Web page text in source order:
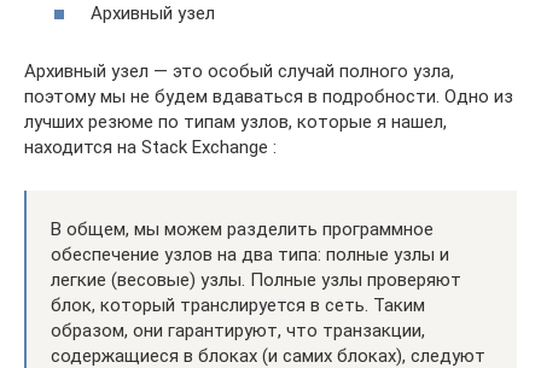
Архивный узел
Архивный узел — это особый случай полного узла,
поэтому мы не будем вдаваться в подробности. Одно из
лучших резюме по типам узлов, которые я нашел,
находится на Stack Exchange :
В общем, мы можем разделить программное
обеспечение узлов на два типа: полные узлы и
легкие (весовые) узлы. Полные узлы проверяют
блок, который транслируется в сеть. Таким
образом, они гарантируют, что транзакции,
содержащиеся в блоках (и самих блоках), следуют